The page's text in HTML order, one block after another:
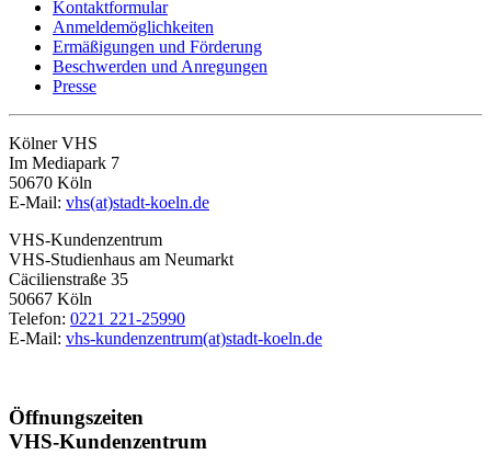
Kontaktformular
Anmeldemöglichkeiten
Ermäßigungen und Förderung
Beschwerden und Anregungen
Presse
Kölner VHS
Im Mediapark 7
50670 Köln
E-Mail: vhs(at)stadt-koeln.de
VHS-Kundenzentrum
VHS-Studienhaus am Neumarkt
Cäcilienstraße 35
50667 Köln
Telefon: 0221 221-25990
E-Mail: vhs-kundenzentrum(at)stadt-koeln.de
Öffnungszeiten
VHS-Kundenzentrum